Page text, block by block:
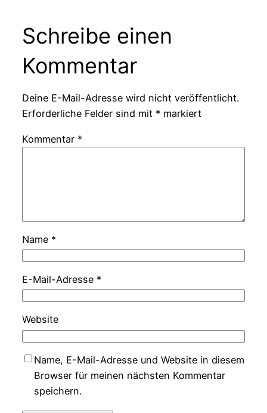
Schreibe einen
Kommentar
Deine E-Mail-Adresse wird nicht veröffentlicht.
Erforderliche Felder sind mit * markiert
Kommentar *
Name *
E-Mail-Adresse *
Website
Name, E-Mail-Adresse und Website in diesem
Browser für meinen nächsten Kommentar
speichern.